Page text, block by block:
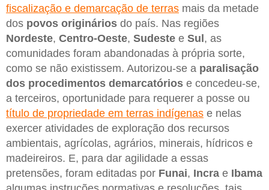
fiscalização e demarcação de terras mais da metade
dos povos originários do país. Nas regiões
Nordeste, Centro-Oeste, Sudeste e Sul, as
comunidades foram abandonadas à própria sorte,
como se não existissem. Autorizou-se a paralisação
dos procedimentos demarcatórios e concedeu-se,
a terceiros, oportunidade para requerer a posse ou
título de propriedade em terras indígenas e nelas
exercer atividades de exploração dos recursos
ambientais, agrícolas, agrários, minerais, hídricos e
madeireiros. E, para dar agilidade a essas
pretensões, foram editadas por Funai, Incra e Ibama